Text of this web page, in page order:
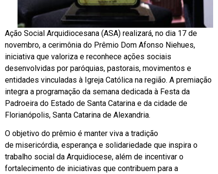
Ação Social Arquidiocesana (ASA) realizará, no dia 17 de
novembro, a cerimônia do Prêmio Dom Afonso Niehues,
iniciativa que valoriza e reconhece ações sociais
desenvolvidas por paróquias, pastorais, movimentos e
entidades vinculadas à Igreja Católica na região. A premiação
integra a programação da semana dedicada à Festa da
Padroeira do Estado de Santa Catarina e da cidade de
Florianópolis, Santa Catarina de Alexandria.
O objetivo do prêmio é manter viva a tradição
de misericórdia, esperança e solidariedade que inspira o
trabalho social da Arquidiocese, além de incentivar o
fortalecimento de iniciativas que contribuem para a